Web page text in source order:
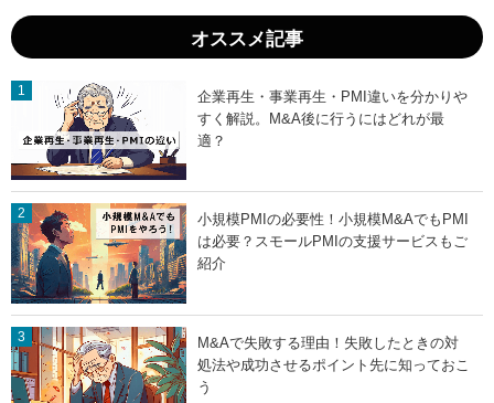
や
す
解
説
」
社
選
び
方
オススメ記事
企業再生・事業再生・PMI違いを分かりや
すく解説。M&A後に行うにはどれが最
適？
小規模PMIの必要性！小規模M&AでもPMI
は必要？スモールPMIの支援サービスもご
紹介
M&Aで失敗する理由！失敗したときの対
処法や成功させるポイント先に知っておこ
う